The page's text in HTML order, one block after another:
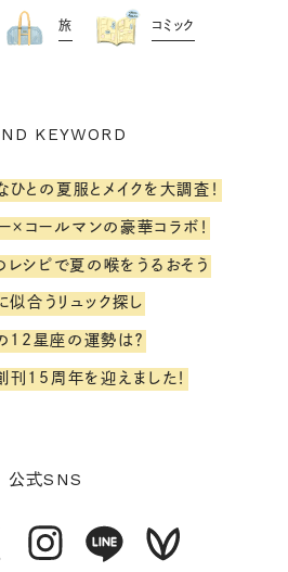
旅 コミック
KEYWORD
との夏服とメイクを大調査！
×コールマンの豪華コラボ！
レシピで夏の喉をうるおそう
合うリュック探し
12星座の運勢は？
刊15周年を迎えました！
公式SNS